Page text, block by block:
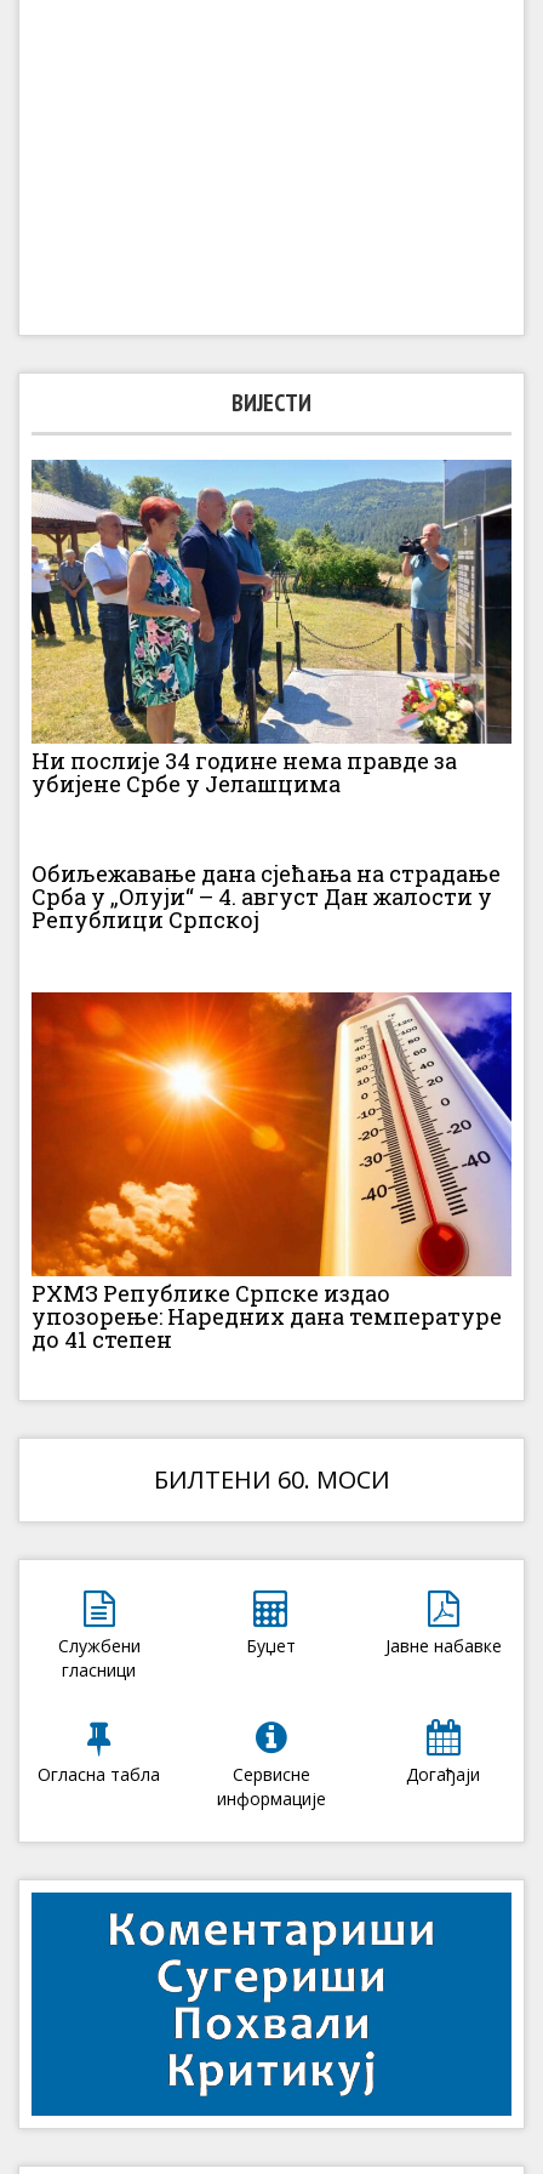
ВИЈЕСТИ
Ни послије 34 године нема правде за
убијене Србе у Јелашцима
Обиљежавање дана сјећања на страдање
Срба у „Олуји“ – 4. август Дан жалости у
Републици Српској
РХМЗ Републике Српске издао
упозорење: Наредних дана температуре
до 41 степен
БИЛТЕНИ 60. МОСИ
Службени
гласници
Буџет Јавне набавке
Огласна табла
Сервисне
информације
Догађаји